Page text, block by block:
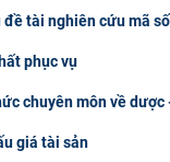
tài nghiên cứu mã
phục vụ
chuyên môn về
giá tài sản